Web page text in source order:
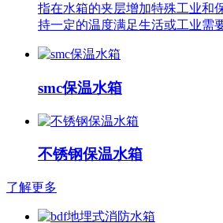
指在水箱的夹层增加特殊工业和
持一定的温度满足生活或工业需要
smc保温水箱
不锈钢保温水箱
了解更多